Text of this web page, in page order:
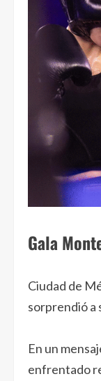
Gala
Ciudad de
sorprendió a
En un
enfrentado